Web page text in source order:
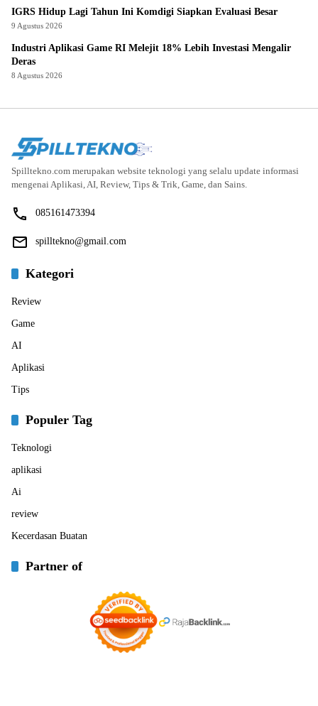
IGRS Hidup Lagi Tahun Ini Komdigi Siapkan Evaluasi Besar
9 Agustus 2026
Industri Aplikasi Game RI Melejit 18% Lebih Investasi Mengalir
Deras
8 Agustus 2026
Spilltekno.com merupakan website teknologi yang selalu update informasi
mengenai Aplikasi, AI, Review, Tips & Trik, Game, dan Sains.
085161473394
spilltekno@gmail.com
Kategori
Review
Game
AI
Aplikasi
Tips
Populer Tag
Teknologi
aplikasi
Ai
review
Kecerdasan Buatan
Partner of